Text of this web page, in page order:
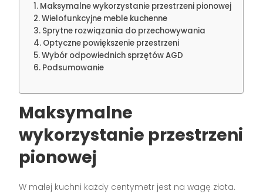
Maksymalne wykorzystanie przestrzeni pionowej
Wielofunkcyjne meble kuchenne
Sprytne rozwiązania do przechowywania
Optyczne powiększenie przestrzeni
Wybór odpowiednich sprzętów AGD
Podsumowanie
Maksymalne
wykorzystanie przestrzeni
pionowej
W małej kuchni każdy centymetr jest na wagę złota.